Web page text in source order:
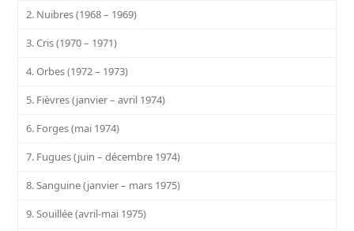
2. Nuibres (1968 – 1969)
3. Cris (1970 – 1971)
4. Orbes (1972 – 1973)
5. Fièvres (janvier – avril 1974)
6. Forges (mai 1974)
7. Fugues (juin – décembre 1974)
8. Sanguine (janvier – mars 1975)
9. Souillée (avril-mai 1975)